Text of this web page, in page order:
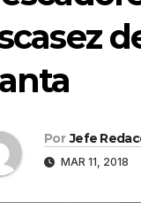
Por Jefe
MAR 11, 2018